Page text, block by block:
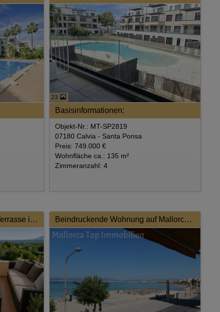
23
Basisinformationen:
Objekt-Nr.: MT-SP2819
07180 Calvia - Santa Ponsa
Preis: 749.000 €
Wohnfläche ca.: 135 m²
Zimmeranzahl: 4
Bezugsfertige Wohnung mit Terrasse im Herzen von Costitx Beindruckende Wohnung auf Mallorca in El Arenal 1. Meereslinie